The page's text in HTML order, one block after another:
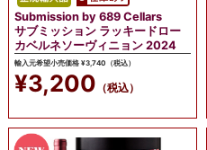
Submission by 689 Cellars
サブミッション ラッキードロー
カベルネソーヴィニョン 2024
輸入元希望小売価格 ¥3,740（税込）
¥3,200 （税込）